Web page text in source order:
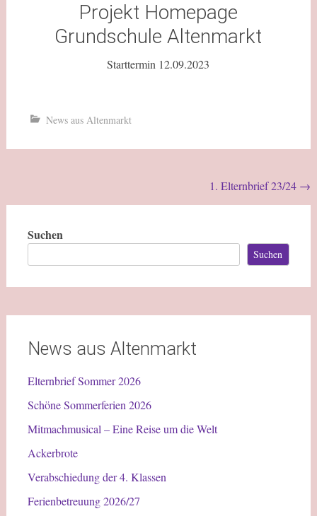
Projekt Homepage
Grundschule Altenmarkt
Starttermin 12.09.2023
News aus Altenmarkt
1. Elternbrief 23/24 →
Suchen
Suchen
News aus Altenmarkt
Elternbrief Sommer 2026
Schöne Sommerferien 2026
Mitmachmusical – Eine Reise um die Welt
Ackerbrote
Verabschiedung der 4. Klassen
Ferienbetreuung 2026/27